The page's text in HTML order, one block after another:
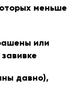
меньше
или
давно),